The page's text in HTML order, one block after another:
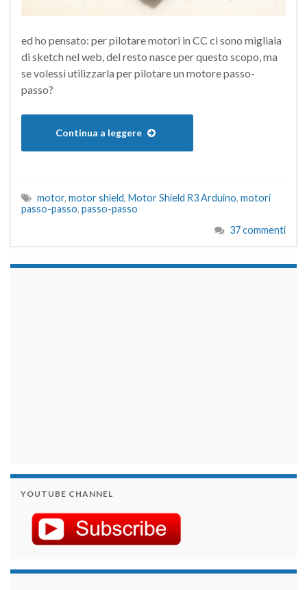
ed ho pensato: per pilotare motori in CC ci sono migliaia
di sketch nel web, del resto nasce per questo scopo, ma
se volessi utilizzarla per pilotare un motore passo-
passo?
Continua a leggere
motor, motor shield, Motor Shield R3 Arduino, motori
passo-passo, passo-passo
37 commenti
YOUTUBE CHANNEL